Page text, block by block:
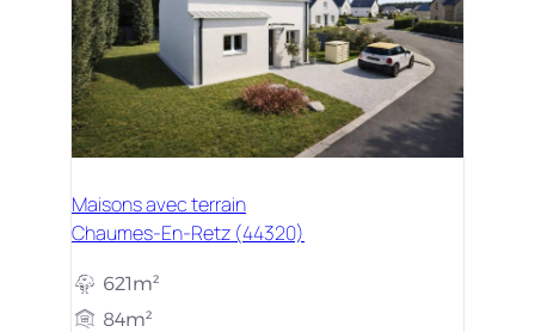
Maisons avec terrain
Chaumes-En-Retz (44320)
621m²
84m²